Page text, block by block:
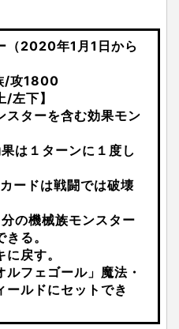
（2020年1月1日から
/攻1800
/左下】
スターを含む効果モン
は１ターンに１度し
ードは戦闘では破壊
の機械族モンスター
る。
戻す。
フェゴール」魔法・
ールドにセットでき